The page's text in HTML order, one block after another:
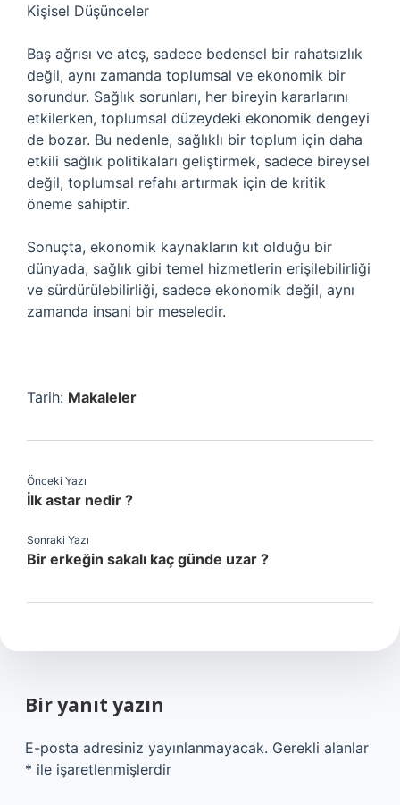
Kişisel Düşünceler
Baş ağrısı ve ateş, sadece bedensel bir rahatsızlık
değil, aynı zamanda toplumsal ve ekonomik bir
sorundur. Sağlık sorunları, her bireyin kararlarını
etkilerken, toplumsal düzeydeki ekonomik dengeyi
de bozar. Bu nedenle, sağlıklı bir toplum için daha
etkili sağlık politikaları geliştirmek, sadece bireysel
değil, toplumsal refahı artırmak için de kritik
öneme sahiptir.
Sonuçta, ekonomik kaynakların kıt olduğu bir
dünyada, sağlık gibi temel hizmetlerin erişilebilirliği
ve sürdürülebilirliği, sadece ekonomik değil, aynı
zamanda insani bir meseledir.
Tarih: Makaleler
Önceki Yazı
İlk astar nedir ?
Sonraki Yazı
Bir erkeğin sakalı kaç günde uzar ?
Bir yanıt yazın
E-posta adresiniz yayınlanmayacak. Gerekli alanlar
* ile işaretlenmişlerdir